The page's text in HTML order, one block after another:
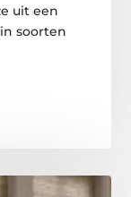
uit een
soorten